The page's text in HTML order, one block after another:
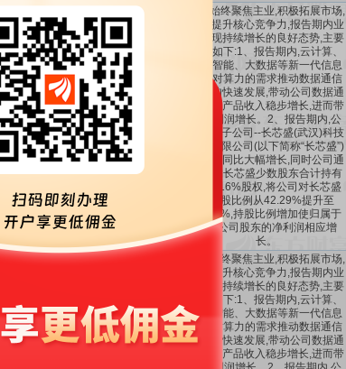
～3.7亿 344.01%～
413.39%
-14.34%
公司始终聚焦主业,积极拓展市场,
全面提升核心竞争力,报告期内业
绩呈现持续增长的良好态势,主要
原因如下:1、报告期内,云计算、
人工智能、大数据等新一代信息
技术对算力的需求推动数据通信
市场的快速发展,带动公司数据通
信相关产品收入稳步增长,进而带
动净利润增长。2、报告期内,公
司控股子公司--长芯盛(武汉)科技
股份有限公司(以下简称“长芯盛”)
的业绩同比大幅增长,同时公司通
过收购长芯盛少数股东合计持有
的18.16%股权,将公司对长芯盛
的持股比例从42.29%提升至
60.45%,持股比例增加使归属于
上市公司股东的净利润相应增
长。
公司始终聚焦主业,积极拓展市场,
全面提升核心竞争力,报告期内业
绩呈现持续增长的良好态势,主要
原因如下:1、报告期内,云计算、
人工智能、大数据等新一代信息
技术对算力的需求推动数据通信
市场的快速发展,带动公司数据通
信相关产品收入稳步增长,进而带